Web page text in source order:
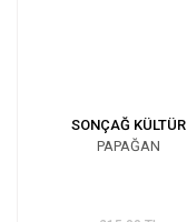
SONÇAĞ KÜLTÜR
PAPAĞAN